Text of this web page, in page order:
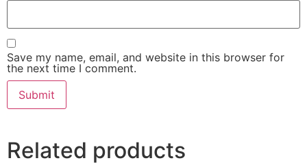
Save my name, email, and website in this browser for
the next time I comment.
Related products